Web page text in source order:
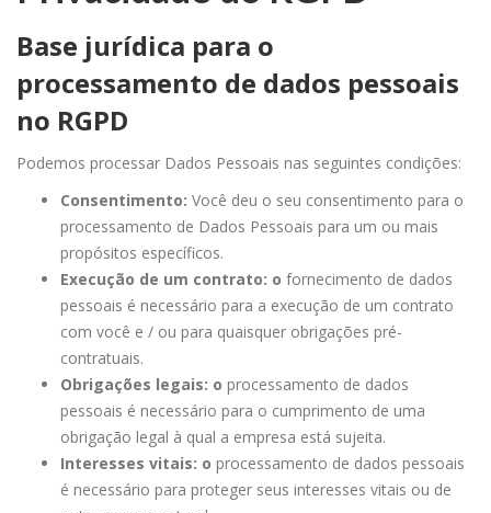
Base jurídica para o
processamento de dados pessoais
no RGPD
Podemos processar Dados Pessoais nas seguintes condições:
Consentimento: Você deu o seu consentimento para o
processamento de Dados Pessoais para um ou mais
propósitos específicos.
Execução de um contrato: o fornecimento de dados
pessoais é necessário para a execução de um contrato
com você e / ou para quaisquer obrigações pré-
contratuais.
Obrigações legais: o processamento de dados
pessoais é necessário para o cumprimento de uma
obrigação legal à qual a empresa está sujeita.
Interesses vitais: o processamento de dados pessoais
é necessário para proteger seus interesses vitais ou de